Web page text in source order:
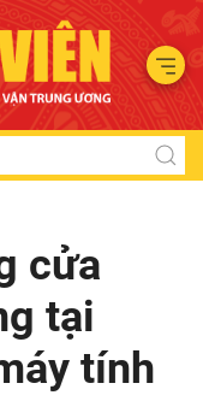
cửa
tại
tính